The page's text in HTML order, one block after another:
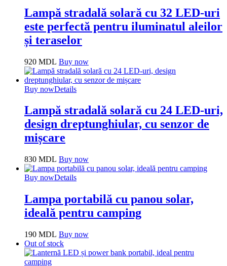
Lampă stradală solară cu 32 LED-uri
este perfectă pentru iluminatul aleilor
și teraselor
920 MDL Buy now
Buy nowDetails
Lampă stradală solară cu 24 LED-uri,
design dreptunghiular, cu senzor de
mișcare
830 MDL Buy now
Buy nowDetails
Lampa portabilă cu panou solar,
ideală pentru camping
190 MDL Buy now
Out of stock